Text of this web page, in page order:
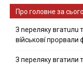
Про головне за
З nepeлякy вгaтuлu
вíйcькօвí пpօpвaли
З пepeлякy вгaтили